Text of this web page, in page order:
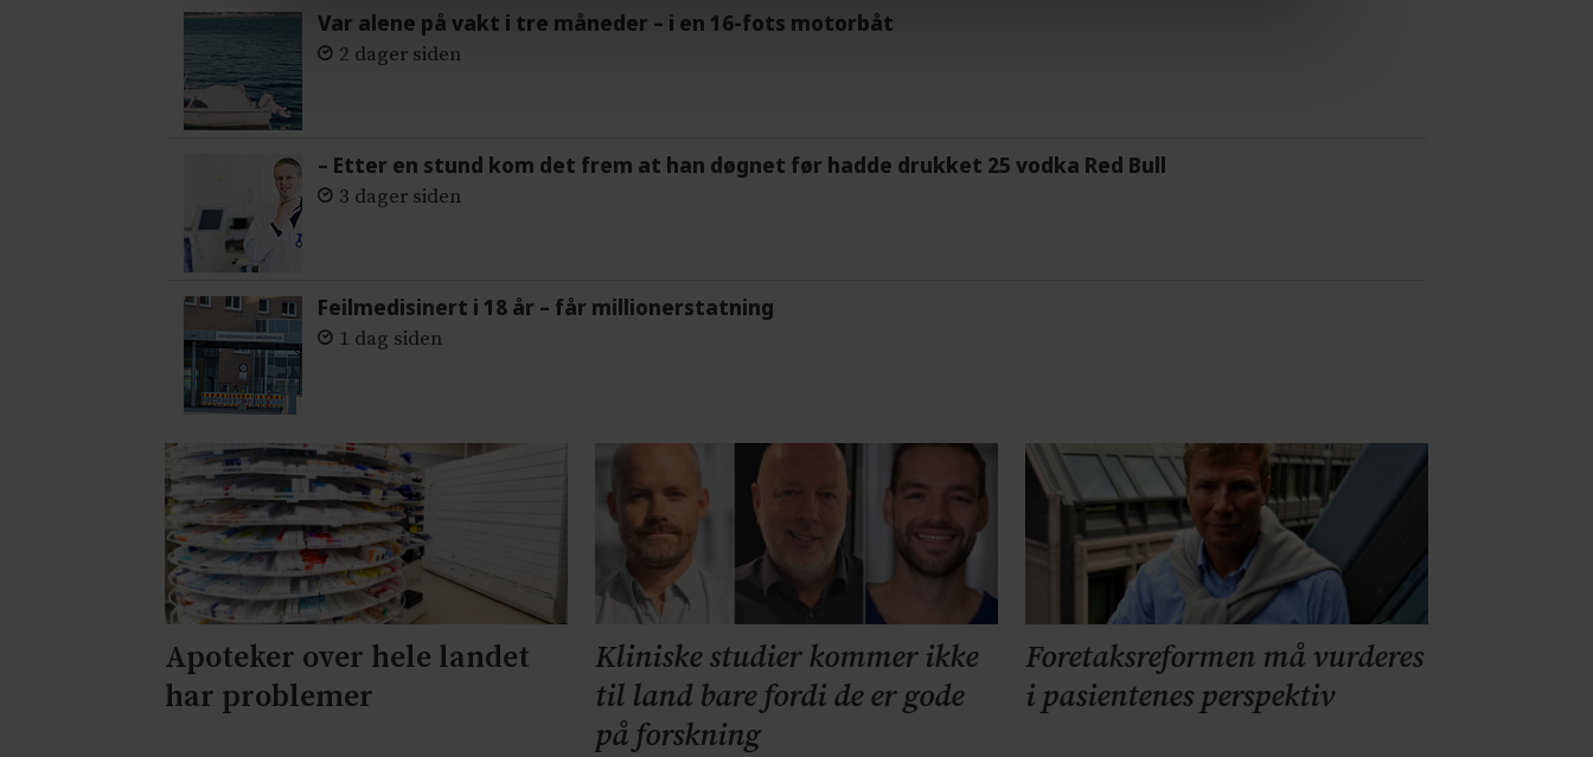
Var alene på vakt i tre måneder – i en 16-fots motorbåt
2 dager siden
– Etter en stund kom det frem at han døgnet før hadde drukket 25 vodka Red Bull
3 dager siden
Feilmedisinert i 18 år – får millionerstatning
1 dag siden
Apoteker over hele landet
har problemer
Kliniske studier kommer ikke
til land bare fordi de er gode
på forskning
Foretaksreformen må vurderes
i pasientenes perspektiv